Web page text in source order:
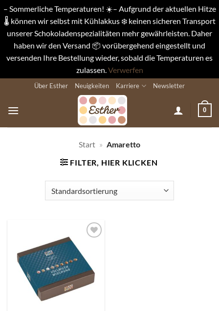
– Sommerliche Temperaturen! ☀️– Aufgrund der aktuellen Hitze
🌡️ können wir selbst mit Kühlakkus ❄️ keinen sicheren Transport
unserer Schokoladenspezialitäten mehr gewährleisten. Daher
haben wir den Versand 📦 vorübergehend eingestellt und
versenden Ihre Bestellung wieder, sobald die Temperaturen es
zulassen.Verwerfen
springen
Über Esther Neuigkeiten Karriere Newsletter
0
Start » Amaretto
FILTER, HIER KLICKEN
Auf die
Wunschliste